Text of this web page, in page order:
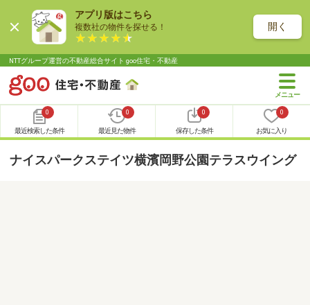
アプリ版はこちら
複数社の物件を探せる！ 開く
NTTグループ運営の不動産総合サイト goo住宅・不動産
0
最近検索した条件
0
最近見た物件
0
保存した条件
0
お気に入り
ナイスパークステイツ横濱岡野公園テラスウイング